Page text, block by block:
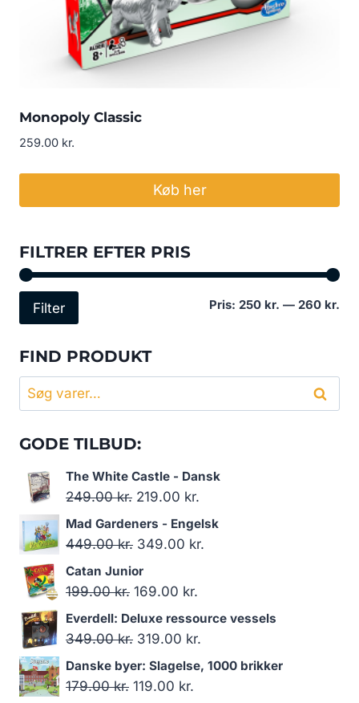
Monopoly Classic
259.00 kr.
Køb her
FILTRER EFTER PRIS
Filter Pris: 250 kr. — 260 kr.
FIND PRODUKT
Søg
efter:
Søg
GODE TILBUD:
The White Castle - Dansk
249.00kr. Den
oprindelige
pris
249.00 kr..
219.00 kr.
aktuelle
pris
Mad Gardeners - Engelsk
449.00kr. Den
oprindelige
pris
449.00 kr..
349.00 kr.
Catan Junior
199.00kr. Den
oprindelige
pris
199.00 kr..
169.00 kr.
aktuelle
pris
169.00 kr..
Everdell: Deluxe ressource vessels
349.00kr. Den
oprindelige
pris
319.00 kr.
aktuelle
Danske byer: Slagelse, 1000 brikker
179.00kr. Den
119.00 kr.